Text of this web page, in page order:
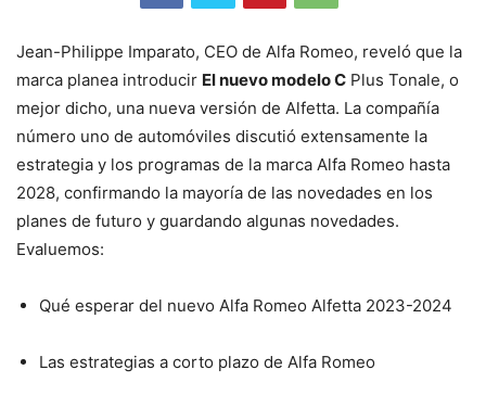
Jean-Philippe Imparato, CEO de Alfa Romeo, reveló que la
marca planea introducir El nuevo modelo C Plus Tonale, o
mejor dicho, una nueva versión de Alfetta. La compañía
número uno de automóviles discutió extensamente la
estrategia y los programas de la marca Alfa Romeo hasta
2028, confirmando la mayoría de las novedades en los
planes de futuro y guardando algunas novedades.
Evaluemos:
Qué esperar del nuevo Alfa Romeo Alfetta 2023-2024
Las estrategias a corto plazo de Alfa Romeo